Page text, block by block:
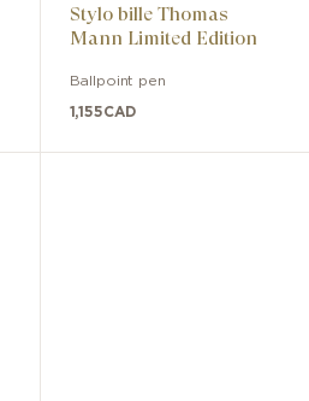
Stylo bille Thomas
Mann Limited Edition
Ballpoint pen
1,155CAD